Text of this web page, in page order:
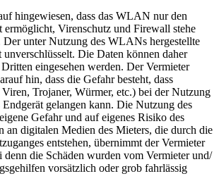
hingewiesen, dass das WLAN nur den
ermöglicht, Virenschutz und Firewall stehe
unter Nutzung des WLANs hergestellte
Die Daten können daher
eingesehen werden. Der Vermieter
hin, dass die Gefahr besteht, dass
Trojaner, Würmer, etc.) bei der Nutzung
gelangen kann. Die Nutzung des
Gefahr und auf eigenes Risiko des
an digitalen Medien des Mieters, die durch die
entstehen, übernimmt der Vermieter
denn die Schäden wurden vom Vermieter und/
vorsätzlich oder grob fahrlässig